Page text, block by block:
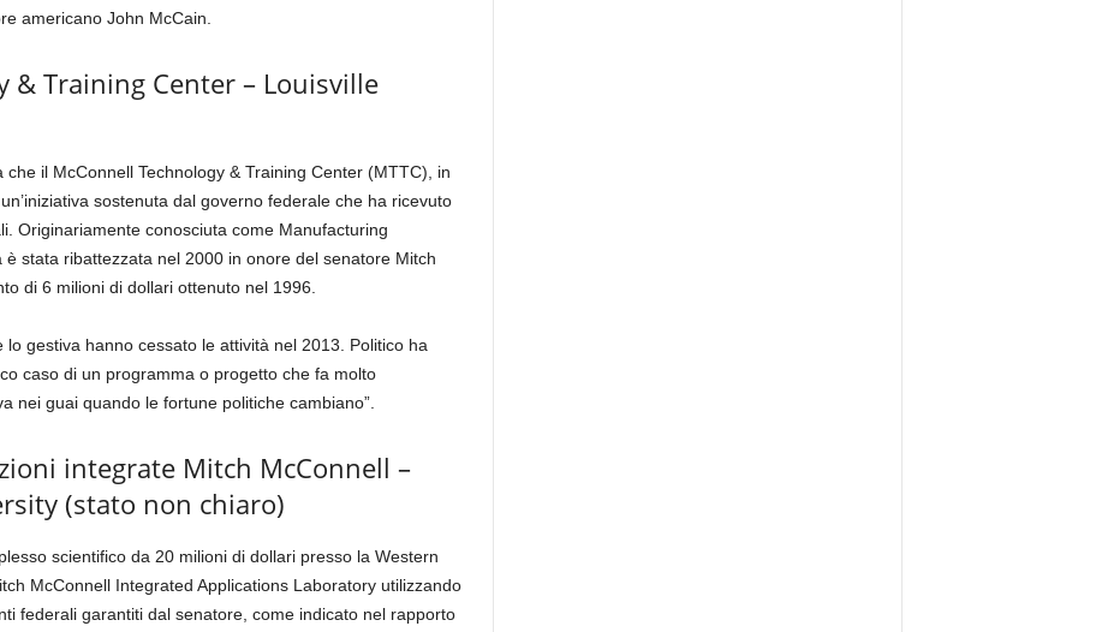
americano John McCain.
& Training Center – Louisville
il McConnell Technology & Training Center (MTTC), in
sostenuta dal governo federale che ha ricevuto
Originariamente conosciuta come Manufacturing
stata ribattezzata nel 2000 in onore del senatore Mitch
di 6 milioni di dollari ottenuto nel 1996.
lo gestiva hanno cessato le attività nel 2013. Politico ha
caso di un programma o progetto che fa molto
nei guai quando le fortune politiche cambiano”.
integrate Mitch McConnell –
(stato non chiaro)
scientifico da 20 milioni di dollari presso la Western
McConnell Integrated Applications Laboratory utilizzando
federali garantiti dal senatore, come indicato nel rapporto